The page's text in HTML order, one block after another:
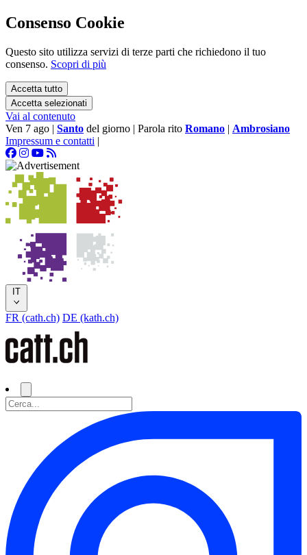
Consenso Cookie
Questo sito utilizza servizi di terze parti che richiedono il tuo
consenso. Scopri di più
Accetta tutto
Accetta selezionati
Vai al contenuto
Ven 7 ago | Santo del giorno | Parola rito Romano | Ambrosiano
Impressum e contatti |
IT
FR (cath.ch) DE (kath.ch)